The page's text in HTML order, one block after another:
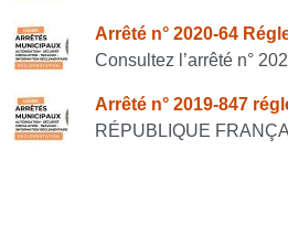
Arrêté n° 2020-64
Consultez l’arrêté n°
Arrêté n° 2019-847
RÉPUBLIQUE